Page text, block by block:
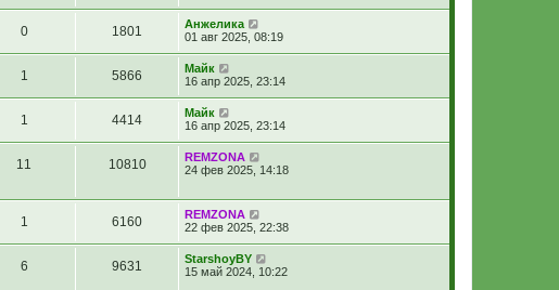
0 1801
Анжелика
01 авг 2025, 08:19
1 5866
Майк
16 апр 2025, 23:14
1 4414
Майк
16 апр 2025, 23:14
11 10810
REMZONA
24 фев 2025, 14:18
1 6160
REMZONA
22 фев 2025, 22:38
6 9631
StarshoyBY
15 май 2024, 10:22